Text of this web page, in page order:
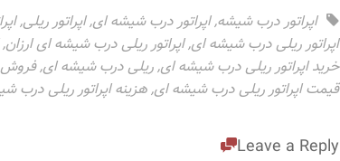
اپراتور درب شیشه,اپراتور درب شیشه ای,اپراتور ریلی,
اپراتور ریلی درب شیشه ای,اپراتور ریلی درب شیشه ای ارزان,
خرید اپراتور ریلی درب شیشه ای,ریلی درب شیشه ای,فروش
قیمت اپراتور ریلی درب شیشه ای,هزینه اپراتور ریلی درب
Leave a Reply